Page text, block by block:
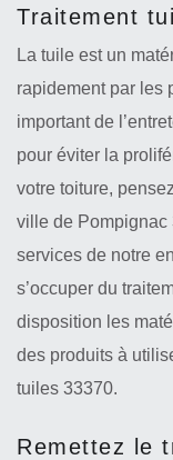
Traitement
La tuile est un
rapidement par les
important de
pour éviter la
votre toiture,
ville de Pompignac
services de notre
s’occuper du
disposition les
des produits à
tuiles 33370.
Remettez le